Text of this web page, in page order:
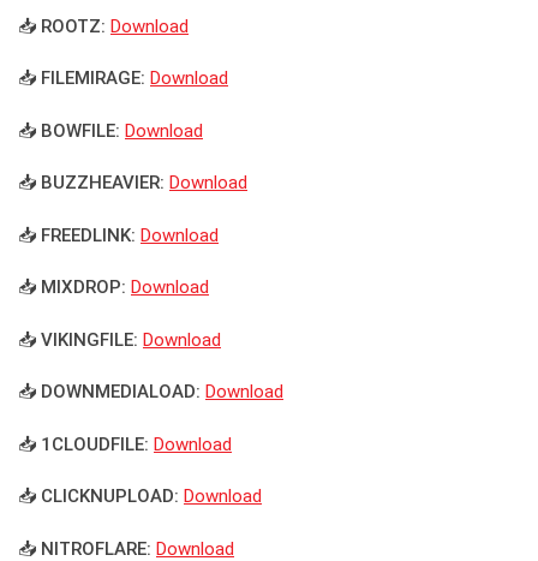
📥 ROOTZ: Download
📥 FILEMIRAGE: Download
📥 BOWFILE: Download
📥 BUZZHEAVIER: Download
📥 FREEDLINK: Download
📥 MIXDROP: Download
📥 VIKINGFILE: Download
📥 DOWNMEDIALOAD: Download
📥 1CLOUDFILE: Download
📥 CLICKNUPLOAD: Download
📥 NITROFLARE: Download